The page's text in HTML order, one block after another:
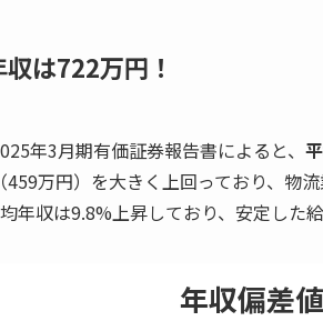
は722万円！
年3月期有価証券報告書によると、
万円）を大きく上回っており、物流
年収は9.8%上昇しており、安定した
年収偏差